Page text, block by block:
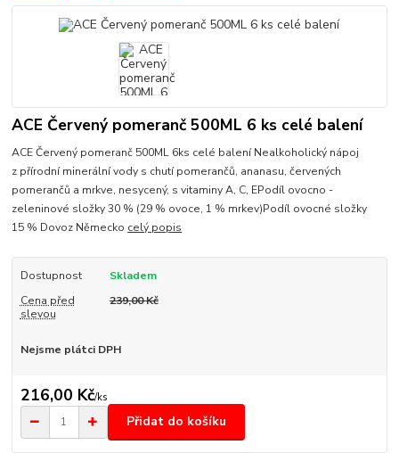
ACE Červený pomeranč 500ML 6 ks celé balení
ACE Červený pomeranč 500ML 6ks celé balení Nealkoholický nápoj
z přírodní minerální vody s chutí pomerančů, ananasu, červených
pomerančů a mrkve, nesycený, s vitaminy A, C, EPodíl ovocno -
zeleninové složky 30 % (29 % ovoce, 1 % mrkev)Podíl ovocné složky
15 % Dovoz Německo celý popis
Dostupnost
Skladem
Cena před
slevou
239,00 Kč
Nejsme plátci DPH
216,00 Kč/ks
Přidat do košíku